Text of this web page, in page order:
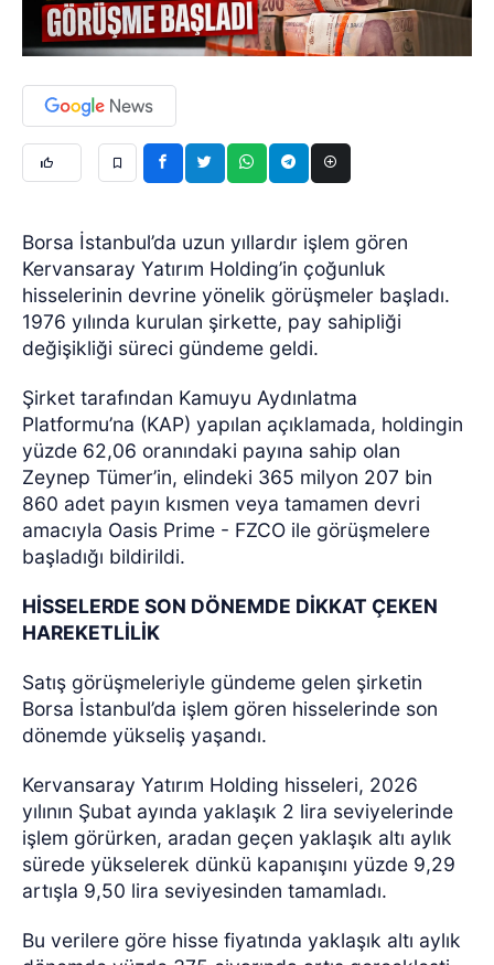
Borsa İstanbul’da uzun yıllardır işlem gören
Kervansaray Yatırım Holding’in çoğunluk
hisselerinin devrine yönelik görüşmeler başladı.
1976 yılında kurulan şirkette, pay sahipliği
değişikliği süreci gündeme geldi.
Şirket tarafından Kamuyu Aydınlatma
Platformu’na (KAP) yapılan açıklamada, holdingin
yüzde 62,06 oranındaki payına sahip olan
Zeynep Tümer’in, elindeki 365 milyon 207 bin
860 adet payın kısmen veya tamamen devri
amacıyla Oasis Prime - FZCO ile görüşmelere
başladığı bildirildi.
HİSSELERDE SON DÖNEMDE DİKKAT ÇEKEN
HAREKETLİLİK
Satış görüşmeleriyle gündeme gelen şirketin
Borsa İstanbul’da işlem gören hisselerinde son
dönemde yükseliş yaşandı.
Kervansaray Yatırım Holding hisseleri, 2026
yılının Şubat ayında yaklaşık 2 lira seviyelerinde
işlem görürken, aradan geçen yaklaşık altı aylık
sürede yükselerek dünkü kapanışını yüzde 9,29
artışla 9,50 lira seviyesinden tamamladı.
Bu verilere göre hisse fiyatında yaklaşık altı aylık